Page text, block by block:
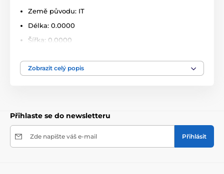
Země původu: IT
Délka: 0.0000
Šířka: 0.0000
Zobrazit celý popis
Přihlaste se do newsletteru
Zde napište váš e-mail Přihlásit